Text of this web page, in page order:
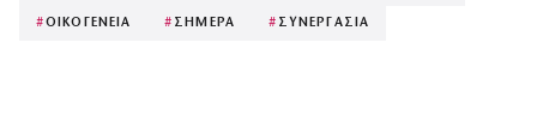
#ΟΙΚΟΓΕΝΕΙΑ # ΣΗΜΕΡΑ # ΣΥΝΕΡΓΑΣΙΑ